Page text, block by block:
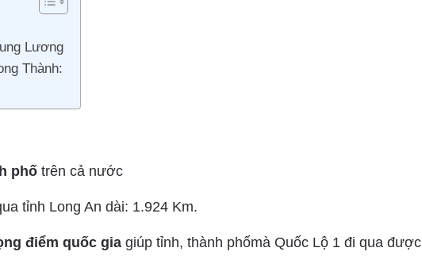
Lương
Thành:
phố trên cả nước
tỉnh Long An dài: 1.924 Km.
điểm quốc gia giúp tỉnh, thành phốmà Quốc Lộ 1 đi qua được